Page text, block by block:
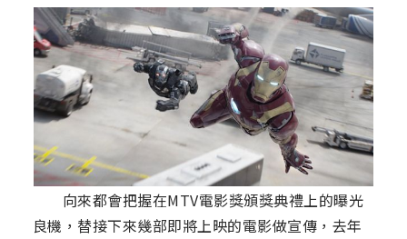
向來都會把握在MTV電影獎頒獎典禮上的曝光
良機，替接下來幾部即將上映的電影做宣傳，去年